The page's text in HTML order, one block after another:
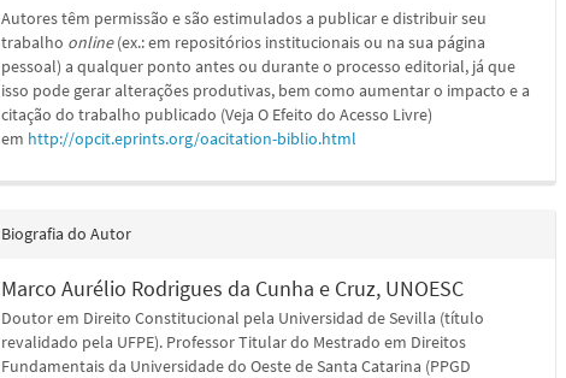
Autores têm permissão e são estimulados a publicar e distribuir seu
trabalho online(ex.: em repositórios institucionais ou na sua página
pessoal) a qualquer ponto antes ou durante o processo editorial, já que
isso pode gerar alterações produtivas, bem como aumentar o impacto e a
citação do trabalho publicado (Veja O Efeito do Acesso Livre)
em http://opcit.eprints.org/oacitation-biblio.html
Biografia do Autor
Marco Aurélio Rodrigues da Cunha e Cruz, UNOESC
Doutor em Direito Constitucional pela Universidad de Sevilla (título
revalidado pela UFPE). Professor Titular do Mestrado em Direitos
Fundamentais da Universidade do Oeste de Santa Catarina (PPGD